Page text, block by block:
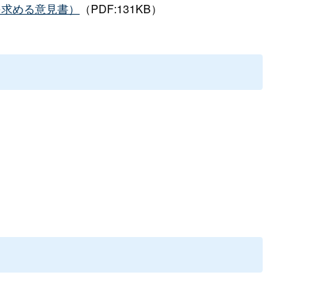
める意見書） （PDF:131KB）